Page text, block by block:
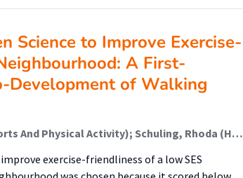
Science to Improve Exercise-
A First-
Development of Walking
van Holland, Berry (Healthy Lifestyle, Sports And Physical Activity); Schuling, Rhoda (Healthy Lifestyle, Sports And Physical Activity); Jepkema, Nikki (Healthy Lifestyle, Sports And Physical Activity); Nadeem Doueiri, Zakaria; King, Abby; de Jong, Johan (Healthy Lifestyle, Sports And Physical Activity)
exercise-friendliness of a low SES